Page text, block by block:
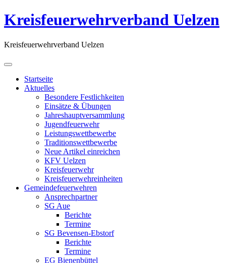
Kreisfeuerwehrverband Uelzen
Kreisfeuerwehrverband Uelzen
Startseite
Aktuelles
Besondere Festlichkeiten
Einsätze & Übungen
Jahreshauptversammlung
Jugendfeuerwehr
Leistungswettbewerbe
Traditionswettbewerbe
Neue Artikel einreichen
KFV Uelzen
Kreisfeuerwehr
Kreisfeuerwehreinheiten
Gemeindefeuerwehren
Ansprechpartner
SG Aue
Berichte
Termine
SG Bevensen-Ebstorf
Berichte
Termine
EG Bienenbüttel